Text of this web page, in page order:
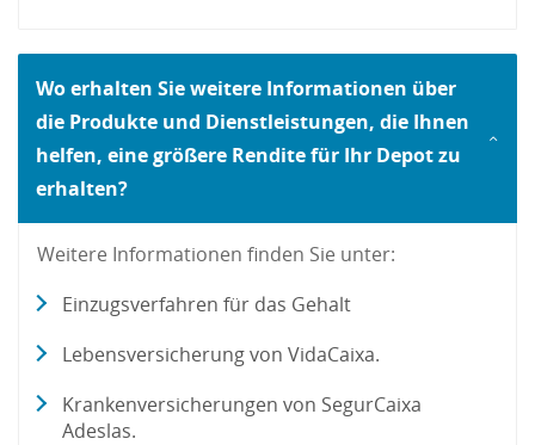
Wo erhalten Sie weitere Informationen über
die Produkte und Dienstleistungen, die Ihnen
helfen, eine größere Rendite für Ihr Depot zu
erhalten?
Weitere Informationen finden Sie unter:
Einzugsverfahren für das Gehalt
Lebensversicherung von VidaCaixa.
Krankenversicherungen von SegurCaixa
Adeslas.